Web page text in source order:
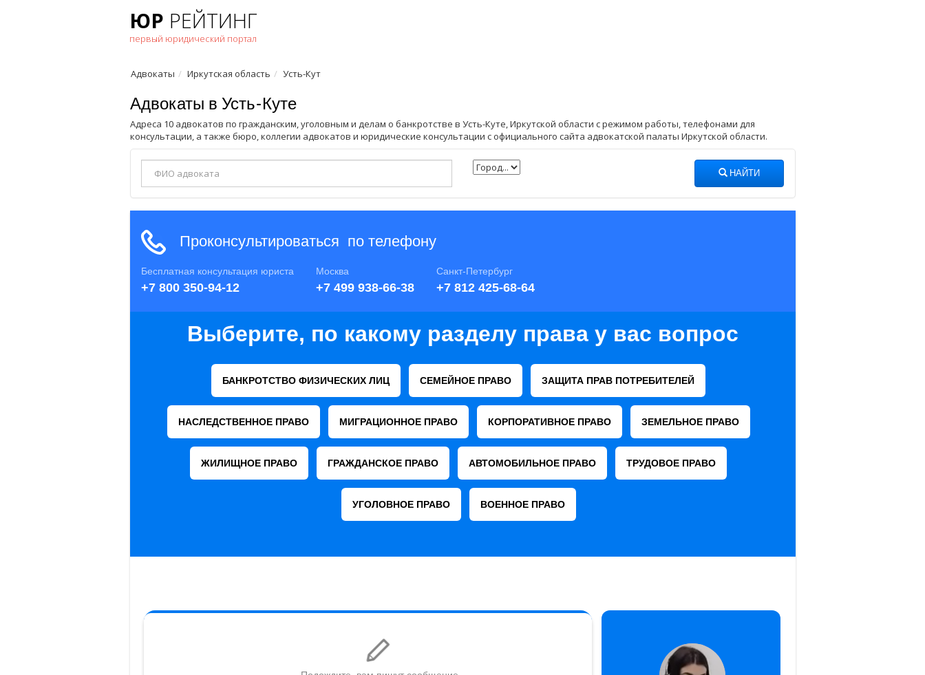
ЮР РЕЙТИНГ
первый юридический портал
Адвокаты Иркутская область Усть-Кут
Адвокаты в Усть-Куте
Адреса 10 адвокатов по гражданским, уголовным и делам о банкротстве в Усть-Куте, Иркутской области с режимом работы, телефонами для
консультации, а также бюро, коллегии адвокатов и юридические консультации с официального сайта адвокатской палаты Иркутской области.
НАЙТИ